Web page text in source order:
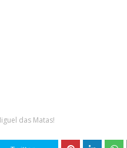
das Matas!